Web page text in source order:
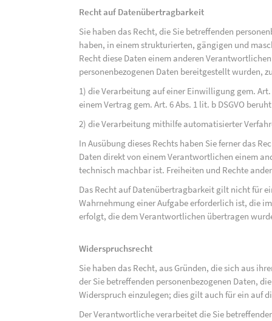
Recht auf Datenübertragbarkeit
Sie haben das Recht, die Sie betreffenden
haben, in einem strukturierten, gängigen und
Recht diese Daten einem anderen
personenbezogenen Daten bereitgestellt wurden,
1) die Verarbeitung auf einer Einwilligung gem. Art.
einem Vertrag gem. Art. 6 Abs. 1 lit. b DSGVO
2) die Verarbeitung mithilfe automatisierter
In Ausübung dieses Rechts haben Sie ferner das
Daten direkt von einem Verantwortlichen einem
technisch machbar ist. Freiheiten und Rechte
Das Recht auf Datenübertragbarkeit gilt nicht für
Wahrnehmung einer Aufgabe erforderlich ist, die
erfolgt, die dem Verantwortlichen übertragen
Widerspruchsrecht
Sie haben das Recht, aus Gründen, die sich aus
der Sie betreffenden personenbezogenen Daten,
Widerspruch einzulegen; dies gilt auch für ein auf
Der Verantwortliche verarbeitet die Sie